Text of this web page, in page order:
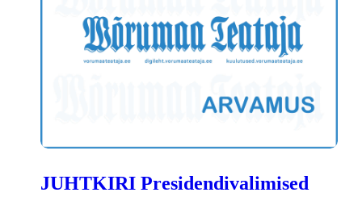
JUHTKIRI Presidendivalimised